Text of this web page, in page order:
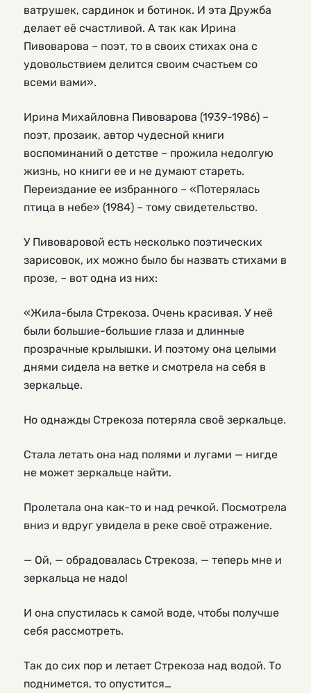
ватрушек, сардинок и ботинок. И эта Дружба
делает её счастливой. А так как Ирина
Пивоварова – поэт, то в своих стихах она с
удовольствием делится своим счастьем со
всеми вами».
Ирина Михайловна Пивоварова (1939-1986) –
поэт, прозаик, автор чудесной книги
воспоминаний о детстве – прожила недолгую
жизнь, но книги ее и не думают стареть.
Переиздание ее избранного – «Потерялась
птица в небе» (1984) – тому свидетельство.
У Пивоваровой есть несколько поэтических
зарисовок, их можно было бы назвать стихами в
прозе, – вот одна из них:
«Жила-была Стрекоза. Очень красивая. У неё
были большие-большие глаза и длинные
прозрачные крылышки. И поэтому она целыми
днями сидела на ветке и смотрела на себя в
зеркальце.
Но однажды Стрекоза потеряла своё зеркальце.
Стала летать она над полями и лугами — нигде
не может зеркальце найти.
Пролетала она как-то и над речкой. Посмотрела
вниз и вдруг увидела в реке своё отражение.
— Ой, — обрадовалась Стрекоза, — теперь мне и
зеркальца не надо!
И она спустилась к самой воде, чтобы получше
себя рассмотреть.
Так до сих пор и летает Стрекоза над водой. То
поднимется, то опустится…